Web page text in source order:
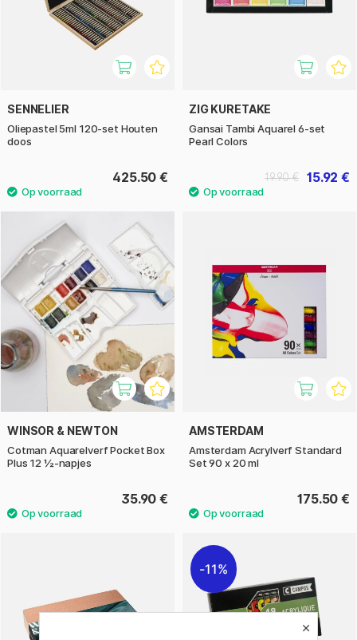
SENNELIER
Oliepastel 5ml 120-set Houten
doos
425.50 €
ZIG KURETAKE
Gansai Tambi Aquarel 6-set
Pearl Colors
15.92 €
19.90 €
WINSOR & NEWTON
Cotman Aquarelverf Pocket Box
Plus 12 ½-napjes
35.90 €
AMSTERDAM
Amsterdam Acrylverf Standard
Set 90 x 20 ml
175.50 €
11%